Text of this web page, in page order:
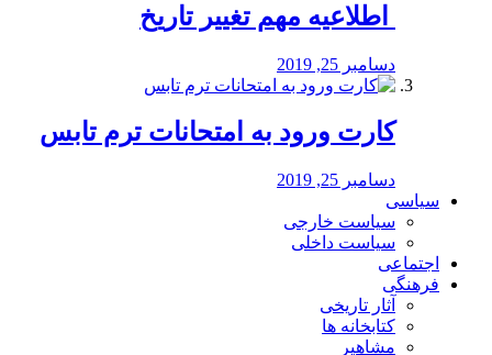
️ اطلاعیه مهم تغییر تاریخ
دسامبر 25, 2019
کارت ورود به امتحانات ترم تابس
دسامبر 25, 2019
سیاسی
سیاست خارجی
سیاست داخلی
اجتماعی
فرهنگی
آثار تاریخی
کتابخانه ها
مشاهیر